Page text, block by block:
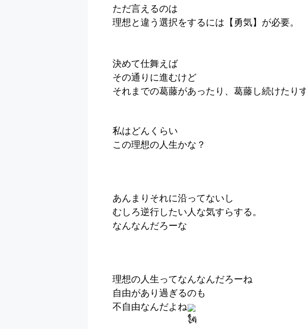
ただ言えるのは
理想と違う選択をするには【勇気】が必要
決めて仕舞えば
その通りに進むけど
それまでの葛藤があったり、葛藤し続けた
私はどんくらい
この理想の人生かな？
あんまりそれに沿ってないし
むしろ逆行したい人な気すらする。
なんなんだろーな
理想の人生ってなんなんだろーね
自由があり過ぎるのも
不自由なんだよね